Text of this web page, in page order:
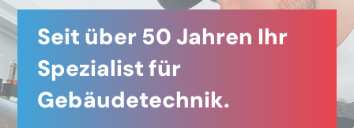
Seit über 50 Jahren Ihr
Spezialist für
Gebäudetechnik.